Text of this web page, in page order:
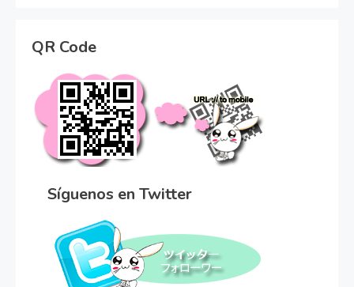
QR Code
Síguenos en Twitter